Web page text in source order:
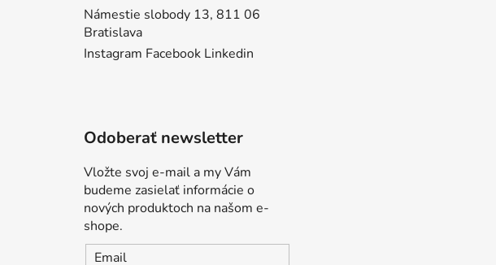
Námestie slobody 13, 811 06
Bratislava
Instagram Facebook Linkedin
Odoberať newsletter
Vložte svoj e-mail a my Vám
budeme zasielať informácie o
nových produktoch na našom e-
shope.
Email